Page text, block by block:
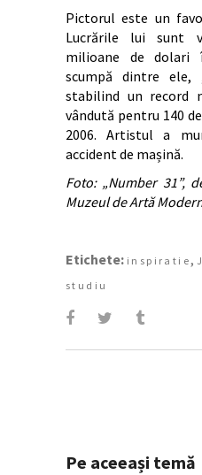
Pictorul este un
Lucrările lui sunt
milioane de
scumpă dintre ele,
stabilind un record
vândută pentru 140
2006. Artistul a
accident de mașină.
Foto: „Number 31”,
Muzeul de Artă
Etichete: inspiratie,
studiu
Pe aceeași temă